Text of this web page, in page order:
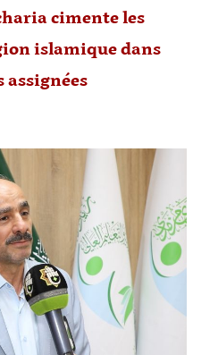
cimente les
islamique dans
assignées